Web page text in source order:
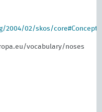
2004/02/skos/
vocabulary/noses